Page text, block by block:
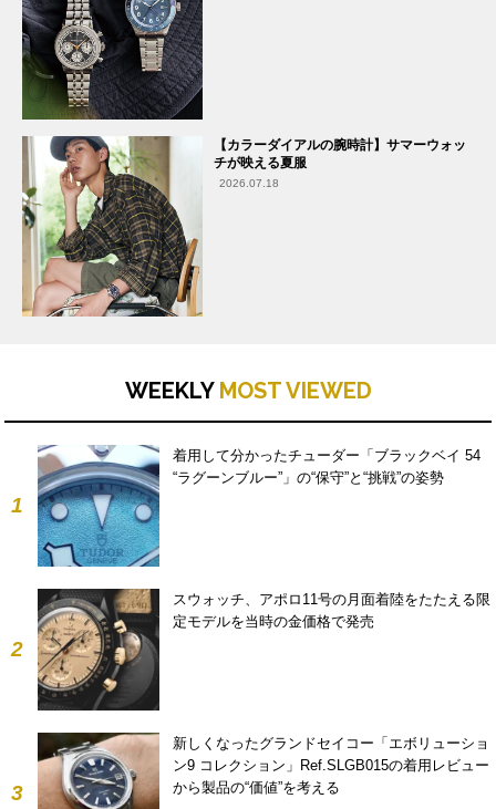
【カラーダイアルの腕時計】サマーウォッ
チが映える夏服
2026.07.18
WEEKLY MOST VIEWED
1
着用して分かったチューダー「ブラックベイ 54
“ラグーンブルー”」の“保守”と“挑戦”の姿勢
2
スウォッチ、アポロ11号の月面着陸をたたえる限
定モデルを当時の金価格で発売
3
新しくなったグランドセイコー「エボリューショ
ン9 コレクション」Ref.SLGB015の着用レビュー
から製品の“価値”を考える